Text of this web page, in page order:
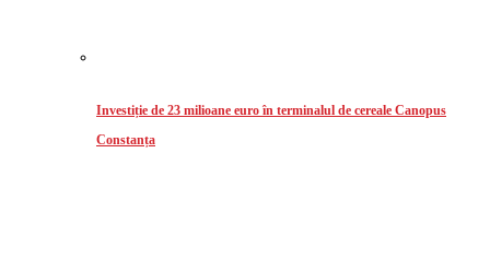
Investiție de 23 milioane euro în terminalul de cereale Canopus
Constanța